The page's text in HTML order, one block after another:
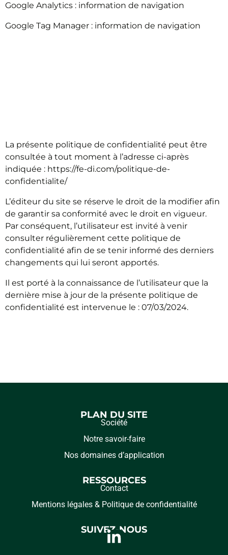
Google Analytics : information de navigation
Google Tag Manager : information de navigation
La présente politique de confidentialité peut être
consultée à tout moment à l’adresse ci-après
indiquée : https://fe-di.com/politique-de-
confidentialite/
L’éditeur du site se réserve le droit de la modifier afin
de garantir sa conformité avec le droit en vigueur.
Par conséquent, l’utilisateur est invité à venir
consulter régulièrement cette politique de
confidentialité afin de se tenir informé des derniers
changements qui lui seront apportés.
Il est porté à la connaissance de l’utilisateur que la
dernière mise à jour de la présente politique de
confidentialité est intervenue le : 07/03/2024.
PLAN DU SITE
Société
Notre savoir-faire
Nos domaines d’application
RESSOURCES
Contact
Mentions légales & Politique de confidentialité
SUIVEZ-NOUS